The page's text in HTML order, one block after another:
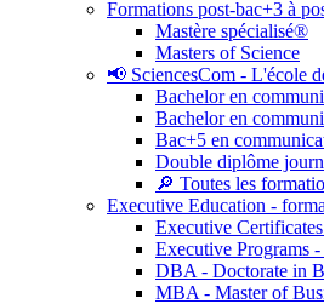
Formations post-bac+3 à
Mastère spécialisé®
Masters of Science
📢 SciencesCom - L'école
Bachelor en
Bachelor en
Bac+5 en
Double diplôme
🔎 Toutes les
Executive Education -
Executive
Executive Programs
DBA - Doctorate in
MBA - Master of